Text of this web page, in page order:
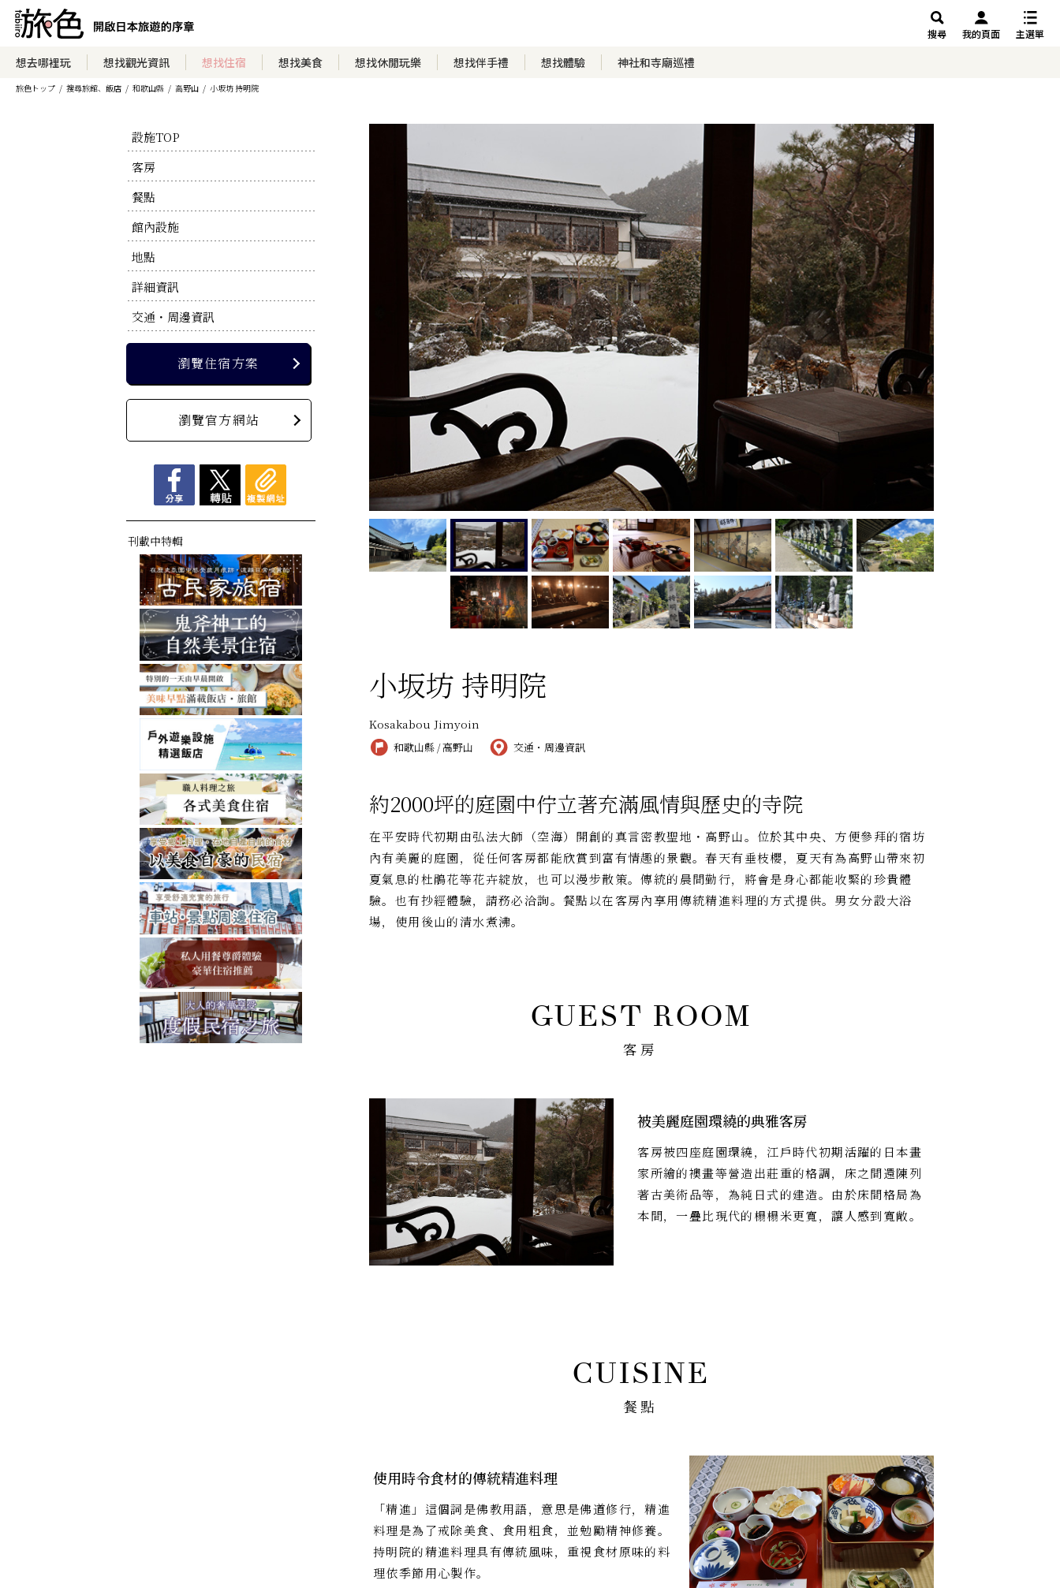
搜尋 我的頁面 主選單
想去哪裡玩 想找觀光資訊 想找住宿 想找美食 想找休閒玩樂 想找伴手禮 想找體驗 神社和寺廟巡禮
旅色トップ 搜尋旅館、飯店 和歌山縣 高野山 小坂坊 持明院
設施TOP
客房
餐點
館內設施
地點
詳細資訊
交通・周邊資訊
瀏覽住宿方案
瀏覽官方網站
刊載中特輯
瀏覽住宿方案
瀏覽官方網站
小坂坊 持明院
Kosakabou Jimyoin
和歌山縣 / 高野山 交通・周邊資訊
約2000坪的庭園中佇立著充滿風情與歷史的寺院
在平安時代初期由弘法大師（空海）開創的真言密教聖地・高野山。位於其中央、方便參拜的宿坊
內有美麗的庭園，從任何客房都能欣賞到富有情趣的景觀。春天有垂枝櫻，夏天有為高野山帶來初
夏氣息的杜鵑花等花卉綻放，也可以漫步散策。傳統的晨間勤行，將會是身心都能收緊的珍貴體
驗。也有抄經體驗，請務必洽詢。餐點以在客房內享用傳統精進料理的方式提供。男女分設大浴
場，使用後山的清水煮沸。
客房
被美麗庭園環繞的典雅客房
客房被四座庭園環繞，江戶時代初期活躍的日本畫
家所繪的襖畫等營造出莊重的格調，床之間還陳列
著古美術品等，為純日式的建造。由於床間格局為
本間，一疊比現代的榻榻米更寬，讓人感到寬敞。
餐點
使用時令食材的傳統精進料理
「精進」這個詞是佛教用語，意思是佛道修行，精進
料理是為了戒除美食、食用粗食，並勉勵精神修養。
持明院的精進料理具有傳統風味，重視食材原味的料
理依季節用心製作。